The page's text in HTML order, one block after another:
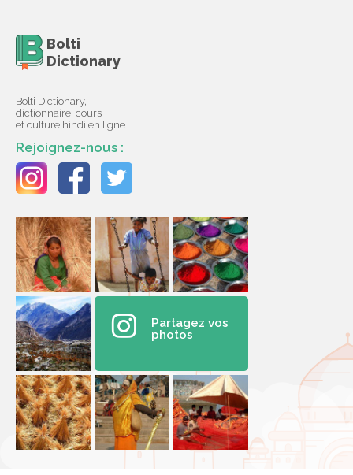
Bolti
Dictionary
Bolti Dictionary,
dictionnaire, cours
et culture hindi en ligne
Rejoignez-nous :
Partagez vos
photos